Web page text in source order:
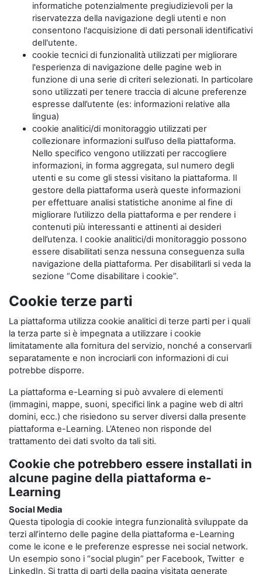
informatiche potenzialmente pregiudizievoli per la
riservatezza della navigazione degli utenti e non
consentono l'acquisizione di dati personali identificativi
dell'utente.
cookie tecnici di funzionalità utilizzati per migliorare
l'esperienza di navigazione delle pagine web in
funzione di una serie di criteri selezionati. In particolare
sono utilizzati per tenere traccia di alcune preferenze
espresse dall’utente (es: informazioni relative alla
lingua)
cookie analitici/di monitoraggio utilizzati per
collezionare informazioni sull’uso della piattaforma.
Nello specifico vengono utilizzati per raccogliere
informazioni, in forma aggregata, sul numero degli
utenti e su come gli stessi visitano la piattaforma. Il
gestore della piattaforma userà queste informazioni
per effettuare analisi statistiche anonime al fine di
migliorare l’utilizzo della piattaforma e per rendere i
contenuti più interessanti e attinenti ai desideri
dell’utenza. I cookie analitici/di monitoraggio possono
essere disabilitati senza nessuna conseguenza sulla
navigazione della piattaforma. Per disabilitarli si veda la
sezione “Come disabilitare i cookie”.
Cookie terze parti
La piattaforma utilizza cookie analitici di terze parti per i quali
la terza parte si è impegnata a utilizzare i cookie
limitatamente alla fornitura del servizio, nonché a conservarli
separatamente e non incrociarli con informazioni di cui
potrebbe disporre.
La piattaforma e-Learning si può avvalere di elementi
(immagini, mappe, suoni, specifici link a pagine web di altri
domini, ecc.) che risiedono su server diversi dalla presente
piattaforma e-Learning. L’Ateneo non risponde del
trattamento dei dati svolto da tali siti.
Cookie che potrebbero essere installati in
alcune pagine della piattaforma e-
Learning
Social Media
Questa tipologia di cookie integra funzionalità sviluppate da
terzi all’interno delle pagine della piattaforma e-Learning
come le icone e le preferenze espresse nei social network.
Un esempio sono i “social plugin” per Facebook, Twitter e
LinkedIn. Si tratta di parti della pagina visitata generate